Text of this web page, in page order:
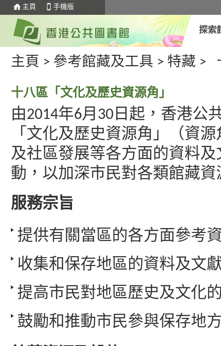
主頁 手機版
探索
主頁 > 參考館藏及工具 > 特藏 >
十八區「文化及歷史資源角」
由2014年6月30日起，香港
「文化及歷史資源角」（資
及社區發展等各方面的資料
動，以加深市民對各類館藏
服務宗旨
提供有關當區的各方面參考
收集和保存地區的資料及文
提高市民對地區歷史及文化
鼓勵和推動市民參與保存地